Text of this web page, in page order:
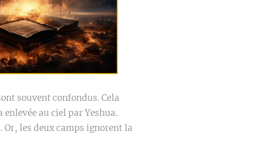
souvent confondus. Cela
au ciel par Yeshua.
les deux camps ignorent la